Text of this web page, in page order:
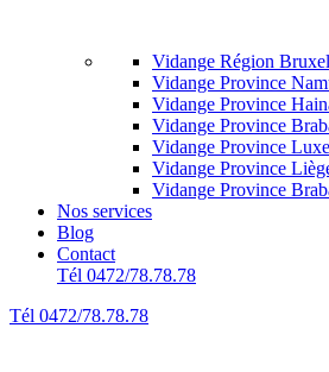
Vidange Région
Vidange Province
Vidange Province
Vidange Province
Vidange Province
Vidange Province
Vidange Province
Nos services
Blog
Contact
Tél 0472/78.78.78
Tél 0472/78.78.78